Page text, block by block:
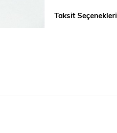
Taksit Seçenekleri